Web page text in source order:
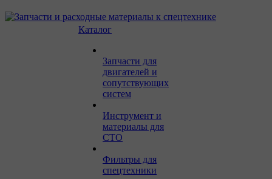
Каталог
Запчасти для
двигателей и
сопутствующих
систем
Инструмент и
материалы для
СТО
Фильтры для
спецтехники